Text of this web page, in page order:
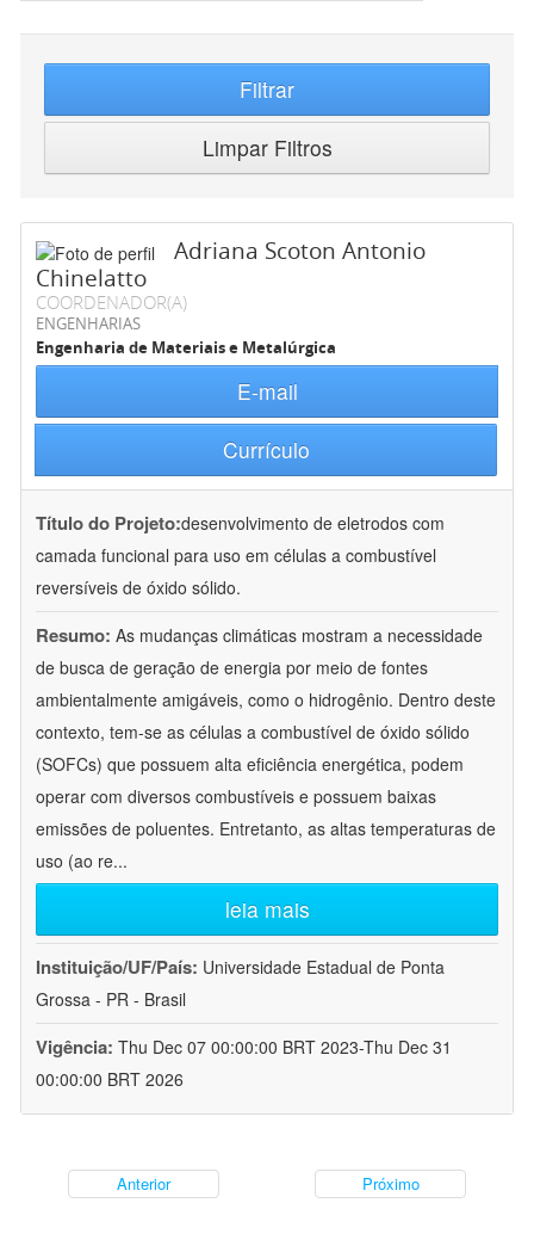
Filtrar
Limpar Filtros
Adriana Scoton Antonio
Chinelatto
COORDENADOR(A)
ENGENHARIAS
Engenharia de Materiais e Metalúrgica
E-mail
Currículo
Título do Projeto:desenvolvimento de eletrodos com
camada funcional para uso em células a combustível
reversíveis de óxido sólido.
Resumo: As mudanças climáticas mostram a necessidade
de busca de geração de energia por meio de fontes
ambientalmente amigáveis, como o hidrogênio. Dentro deste
contexto, tem-se as células a combustível de óxido sólido
(SOFCs) que possuem alta eficiência energética, podem
operar com diversos combustíveis e possuem baixas
emissões de poluentes. Entretanto, as altas temperaturas de
uso (ao re...
leia mais
Instituição/UF/País: Universidade Estadual de Ponta
Grossa - PR - Brasil
Vigência: Thu Dec 07 00:00:00 BRT 2023-Thu Dec 31
00:00:00 BRT 2026
Anterior Próximo